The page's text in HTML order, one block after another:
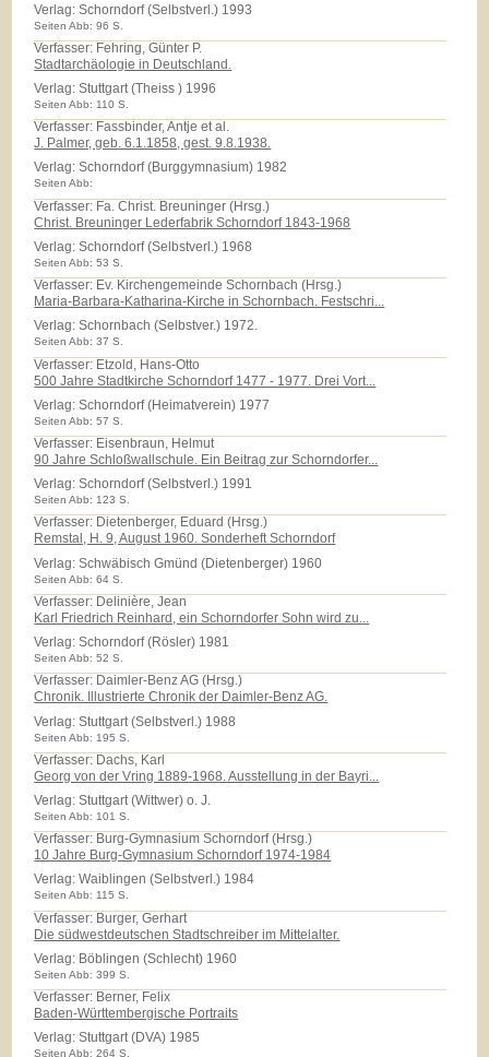
Verlag:Schorndorf (Selbstverl.) 1993
Seiten Abb: 96 S.
Verfasser: Fehring, Günter P.
Stadtarchäologie in Deutschland.
Verlag:Stuttgart (Theiss ) 1996
Seiten Abb: 110 S.
Verfasser: Fassbinder, Antje et al.
J. Palmer, geb. 6.1.1858, gest. 9.8.1938.
Verlag:Schorndorf (Burggymnasium) 1982
Seiten Abb:
Verfasser: Fa. Christ. Breuninger (Hrsg.)
Christ. Breuninger Lederfabrik Schorndorf 1843-1968
Verlag:Schorndorf (Selbstverl.) 1968
Seiten Abb: 53 S.
Verfasser: Ev. Kirchengemeinde Schornbach (Hrsg.)
Maria-Barbara-Katharina-Kirche in Schornbach. Festschri...
Verlag:Schornbach (Selbstver.) 1972.
Seiten Abb: 37 S.
Verfasser: Etzold, Hans-Otto
500 Jahre Stadtkirche Schorndorf 1477 - 1977. Drei Vort...
Verlag:Schorndorf (Heimatverein) 1977
Seiten Abb: 57 S.
Verfasser: Eisenbraun, Helmut
90 Jahre Schloßwallschule. Ein Beitrag zur Schorndorfer...
Verlag:Schorndorf (Selbstverl.) 1991
Seiten Abb: 123 S.
Verfasser: Dietenberger, Eduard (Hrsg.)
Remstal, H. 9, August 1960. Sonderheft Schorndorf
Verlag:Schwäbisch Gmünd (Dietenberger) 1960
Seiten Abb: 64 S.
Verfasser: Delinière, Jean
Karl Friedrich Reinhard, ein Schorndorfer Sohn wird zu...
Verlag:Schorndorf (Rösler) 1981
Seiten Abb: 52 S.
Verfasser: Daimler-Benz AG (Hrsg.)
Chronik. Illustrierte Chronik der Daimler-Benz AG.
Verlag:Stuttgart (Selbstverl.) 1988
Seiten Abb: 195 S.
Verfasser: Dachs, Karl
Georg von der Vring 1889-1968. Ausstellung in der Bayri...
Verlag:Stuttgart (Wittwer) o. J.
Seiten Abb: 101 S.
Verfasser: Burg-Gymnasium Schorndorf (Hrsg.)
10 Jahre Burg-Gymnasium Schorndorf 1974-1984
Verlag:Waiblingen (Selbstverl.) 1984
Seiten Abb: 115 S.
Verfasser: Burger, Gerhart
Die südwestdeutschen Stadtschreiber im Mittelalter.
Verlag: Böblingen (Schlecht) 1960
Seiten Abb: 399 S.
Verfasser: Berner, Felix
Baden-Württembergische Portraits
Verlag:Stuttgart (DVA) 1985
Seiten Abb: 264 S.